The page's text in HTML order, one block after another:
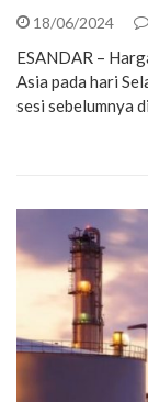
18/06/2024
ESANDAR –
Asia pada hari
sesi sebelumnya